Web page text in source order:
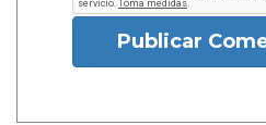
Publicar